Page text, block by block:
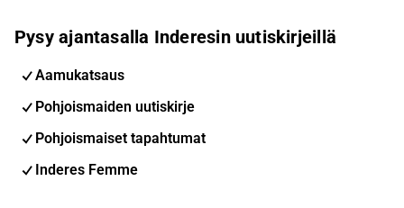
Pysy ajantasalla Inderesin uutiskirjeillä
Aamukatsaus
Pohjoismaiden uutiskirje
Pohjoismaiset tapahtumat
Inderes Femme